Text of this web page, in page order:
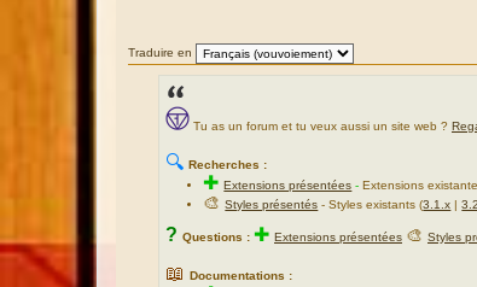
e
Traduire en
Tu as un forum et tu veux aussi un site web ?
🔍 Recherches :
✚Extensions présentées -Extensions
🎨Styles présentés - Styles existants (3.1.x |
? Questions : ✚ Extensions présentées 🎨 Styles
📖 Documentations :